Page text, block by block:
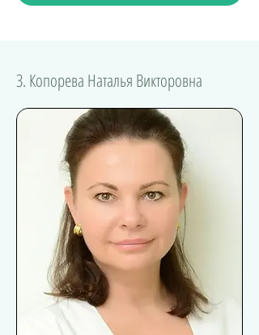
3. Копорева Наталья Викторовна